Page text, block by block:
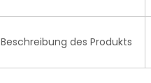
Beschreibung des Produkts